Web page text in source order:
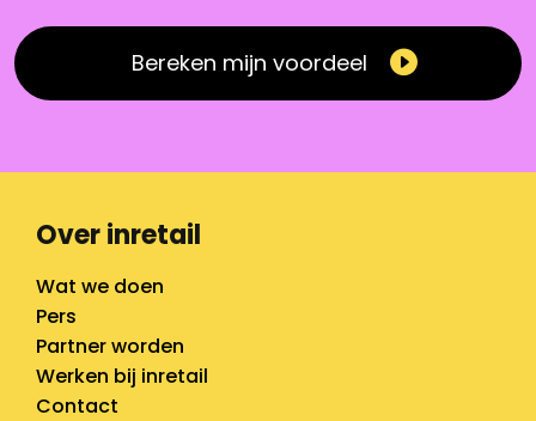
Bereken mijn voordeel
Over inretail
Wat we doen
Pers
Partner worden
Werken bij inretail
Contact